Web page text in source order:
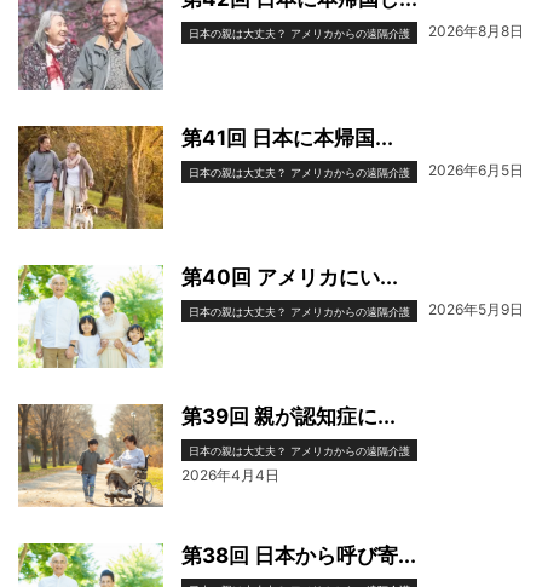
日本の親は大丈夫？ アメリカからの遠隔介護 2026年8月8日
第41回 日本に本帰国...
日本の親は大丈夫？ アメリカからの遠隔介護 2026年6月5日
第40回 アメリカにい...
日本の親は大丈夫？ アメリカからの遠隔介護 2026年5月9日
第39回 親が認知症に...
日本の親は大丈夫？ アメリカからの遠隔介護
2026年4月4日
第38回 日本から呼び寄...